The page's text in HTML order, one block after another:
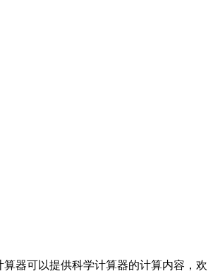
器可以提供科学计算器的计算内容，欢